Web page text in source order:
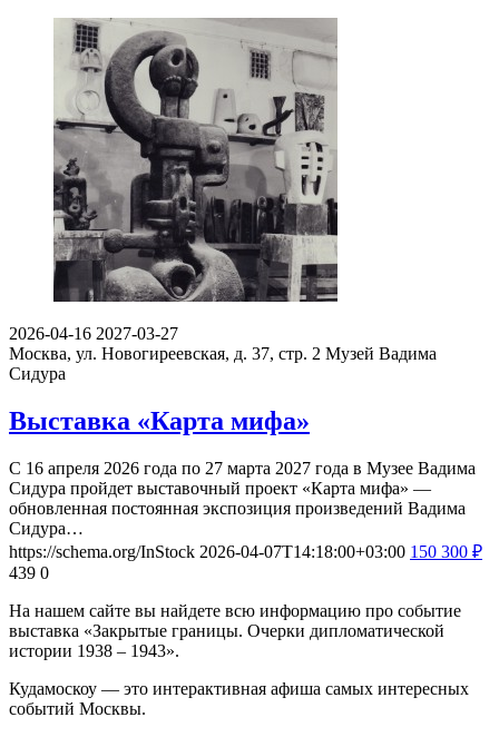
2026-04-16 2027-03-27
Москва, ул. Новогиреевская, д. 37, стр. 2 Музей Вадима
Сидура
Выставка «Карта мифа»
С 16 апреля 2026 года по 27 марта 2027 года в Музее Вадима
Сидура пройдет выставочный проект «Карта мифа» —
обновленная постоянная экспозиция произведений Вадима
Сидура…
https://schema.org/InStock 2026-04-07T14:18:00+03:00 150 300 ₽
439 0
На нашем сайте вы найдете всю информацию про событие
выставка «Закрытые границы. Очерки дипломатической
истории 1938 – 1943».
Кудамоскоу — это интерактивная афиша самых интересных
событий Москвы.